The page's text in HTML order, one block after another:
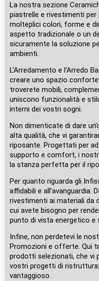
La nostra sezione
piastrelle e rivestimenti per
molteplici colori, forme e
aspetto tradizionale o un
sicuramente la soluzione
ambienti.
L’Arredamento e l’Arredo
creare uno spazio
troverete mobili,
uniscono funzionalità e
interni dei vostri sogni.
Non dimenticate di dare
alta qualità, che vi
riposante. Progettati per
supporto e comfort, i
la stanza perfetta per il
Per quanto riguarda gli
affidabili e all’avanguardia.
rivestimenti ai materiali
cui avete bisogno per
punto di vista energetico e
Infine, non perdetevi le
Promozioni e offerte. Qui
prodotti selezionati, che vi
vostri progetti di
vantaggioso.